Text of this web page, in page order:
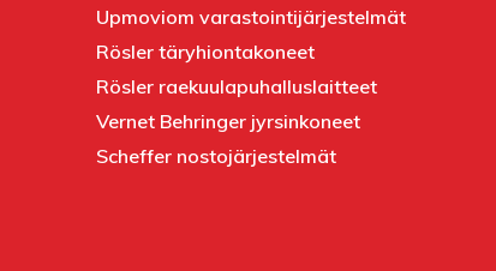
Upmoviom varastointijärjestelmät
Rösler täryhiontakoneet
Rösler raekuulapuhalluslaitteet
Vernet Behringer jyrsinkoneet
Scheffer nostojärjestelmät